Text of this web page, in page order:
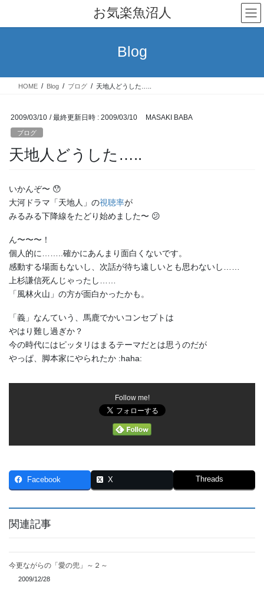
テ
ス
ゲ
ン
お気楽魚沼人
Blog
HOME Blog ブログ 天地人どうした…..
2009/03/10 / 最終更新日時 : 2009/03/10 MASAKI BABA
ブログ
天地人どうした…..
いかんぞ〜 😯
大河ドラマ「天地人」の視聴率が
みるみる下降線をたどり始めました〜 😕
ん〜〜〜！
個人的に……..確かにあんまり面白くないです。
感動する場面もないし、次話が待ち遠しいとも思わないし……
上杉謙信死んじゃったし……
「風林火山」の方が面白かったかも。
「義」なんていう、馬鹿でかいコンセプトは
やはり難し過ぎか？
今の時代にはピッタリはまるテーマだとは思うのだが
やっぱ、脚本家にやられたか :haha:
Follow me!
Facebook X Threads
関連記事
今更ながらの「愛の兜」～２～
2009/12/28